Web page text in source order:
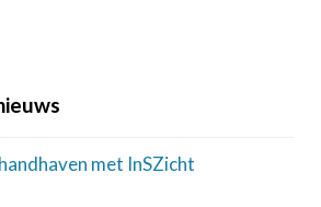
met InSZicht